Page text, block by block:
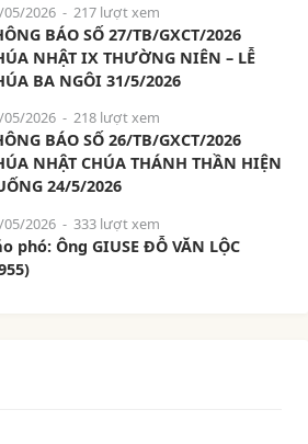
05/2026 - 217 lượt xem
BÁO SỐ 27/TB/GXCT/2026
NHẬT IX THƯỜNG NIÊN – LỄ
BA NGÔI 31/5/2026
05/2026 - 218 lượt xem
BÁO SỐ 26/TB/GXCT/2026
NHẬT CHÚA THÁNH THẦN HIỆN
24/5/2026
05/2026 - 333 lượt xem
phó: Ông GIUSE ĐỖ VĂN LỘC